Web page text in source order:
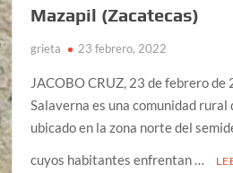
Mazapil (Zacatecas)
grieta 23 febrero, 2022
JACOBO CRUZ, 23 de febrero de
Salaverna es una comunidad
ubicado en la zona norte del
cuyos habitantes enfrentan …